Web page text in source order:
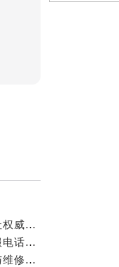
成都万国官方售后服务中心｜最新电话和官方维修地址权威信息公示（2026年7月最新）
亲身探访成都万国官方售后服务中心｜网点地址与客服电话（2026年7月最新）
亲身到店探访成都万国官方售后服务中心｜官方地址与维修热线（2026年7月最新）